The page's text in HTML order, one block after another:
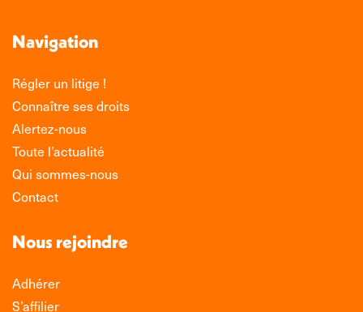
Navigation
Régler un litige !
Connaître ses droits
Alertez-nous
Toute l’actualité
Qui sommes-nous
Contact
Nous rejoindre
Adhérer
S’affilier